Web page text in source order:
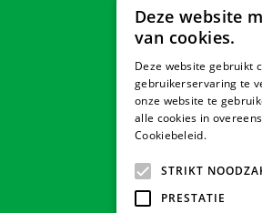
Veilig betalen
Contact &
Deze website
van cookies.
Deze website gebruikt
gebruikerservaring te
onze website te
alle cookies in
Cookiebeleid.
STRIKT
PRESTATIE